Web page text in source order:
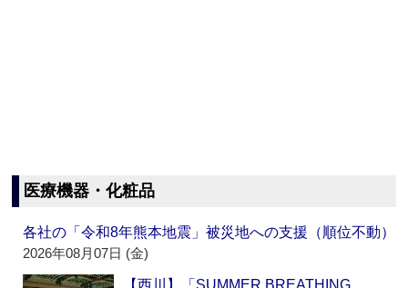
医療機器・化粧品
各社の「令和8年熊本地震」被災地への支援（順位不動）
2026年08月07日 (金)